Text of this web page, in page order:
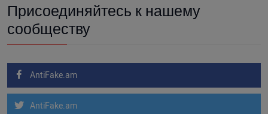
Присоединяйтесь к нашему
сообществу
AntiFake.am
AntiFake.am